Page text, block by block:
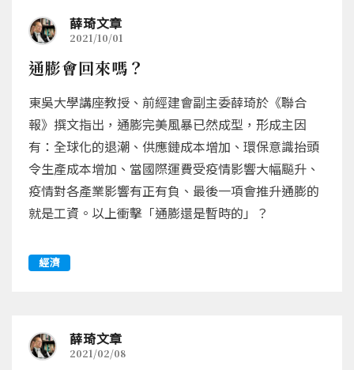
薛琦文章
2021/10/01
通膨會回來嗎？
東吳大學講座教授、前經建會副主委薛琦於《聯合
報》撰文指出，通膨完美風暴已然成型，形成主因
有：全球化的退潮、供應鏈成本增加、環保意識抬頭
令生產成本增加、當國際運費受疫情影響大幅飈升、
疫情對各產業影響有正有負、最後一項會推升通膨的
就是工資。以上衝擊「通膨還是暫時的」？
經濟
薛琦文章
2021/02/08